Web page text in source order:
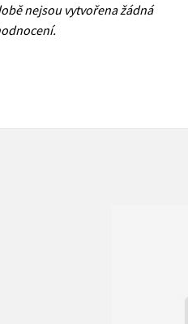
nejsou vytvořena žádná